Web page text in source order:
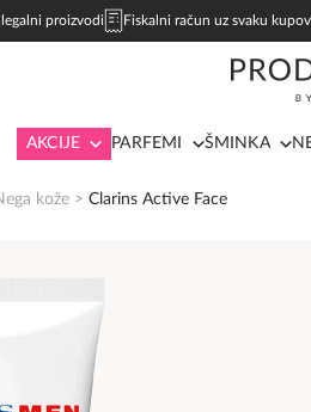
proizvodi Fiskalni račun uz svaku
AKCIJE PARFEMI ŠMINKA
kože > Clarins Active Face